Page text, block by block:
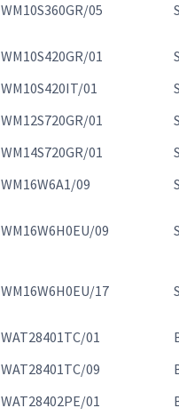
WM10S360GR/05
WM10S420GR/01
WM10S420IT/01
WM12S720GR/01
WM14S720GR/01
WM16W6A1/09
WM16W6H0EU/09
WM16W6H0EU/17
WAT28401TC/01
WAT28401TC/09
WAT28402PE/01